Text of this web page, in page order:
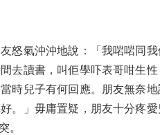
怒氣沖沖地說：「我啱啱同
去讀書，叫佢學吓表哥咁生
時兒子有何回應。朋友無奈
。」毋庸置疑，朋友十分疼
。